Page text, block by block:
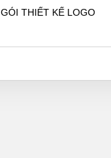
GÓI THIẾT KẾ LOGO